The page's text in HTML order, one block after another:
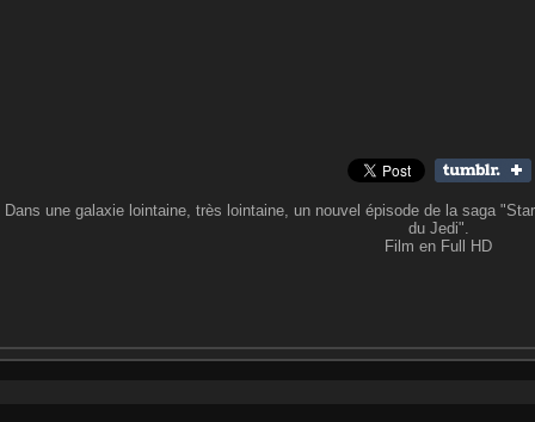
Dans une galaxie lointaine, très lointaine, un nouvel épisode de la saga
du Jedi".
Film en Full HD